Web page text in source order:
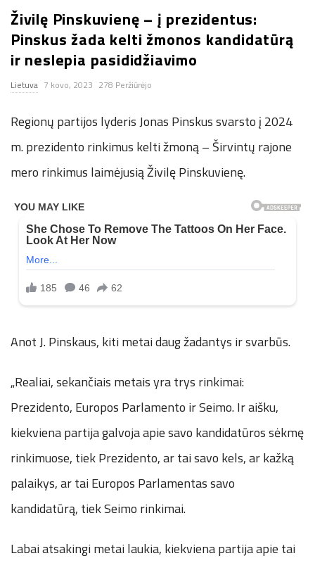
n
.
n
e
t
Živilę Pinskuvienę – į prezidentus:
Pinskus žada kelti žmonos kandidatūrą
ir neslepia pasididžiavimo
Lietuva 7 kovo, 2023 278 Peržiūrėjo
Regionų partijos lyderis Jonas Pinskus svarsto į 2024
m. prezidento rinkimus kelti žmoną – Širvintų rajone
mero rinkimus laimėjusią Živilę Pinskuvienę.
Anot J. Pinskaus, kiti metai daug žadantys ir svarbūs.
„Realiai, sekančiais metais yra trys rinkimai:
Prezidento, Europos Parlamento ir Seimo. Ir aišku,
kiekviena partija galvoja apie savo kandidatūros sėkmę
rinkimuose, tiek Prezidento, ar tai savo kels, ar kažką
palaikys, ar tai Europos Parlamentas savo
kandidatūrą, tiek Seimo rinkimai.
Labai atsakingi metai laukia, kiekviena partija apie tai